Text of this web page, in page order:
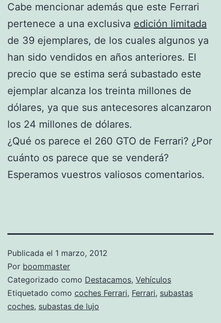
Cabe mencionar además que este Ferrari
pertenece a una exclusiva edición limitada
de 39 ejemplares, de los cuales algunos ya
han sido vendidos en años anteriores. El
precio que se estima será subastado este
ejemplar alcanza los treinta millones de
dólares, ya que sus antecesores alcanzaron
los 24 millones de dólares.
¿Qué os parece el 260 GTO de Ferrari? ¿Por
cuánto os parece que se venderá?
Esperamos vuestros valiosos comentarios.
Publicada el 1 marzo, 2012
Por boommaster
Categorizado como Destacamos, Vehículos
Etiquetado como coches Ferrari, Ferrari, subastas
coches, subastas de lujo